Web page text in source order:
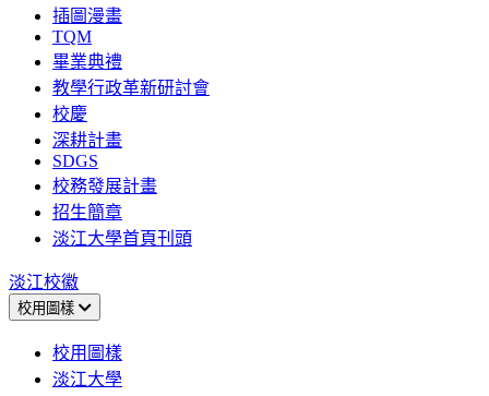
插圖漫畫
TQM
畢業典禮
教學行政革新研討會
校慶
深耕計畫
SDGS
校務發展計畫
招生簡章
淡江大學首頁刊頭
淡江校徽
校用圖樣
校用圖樣
淡江大學